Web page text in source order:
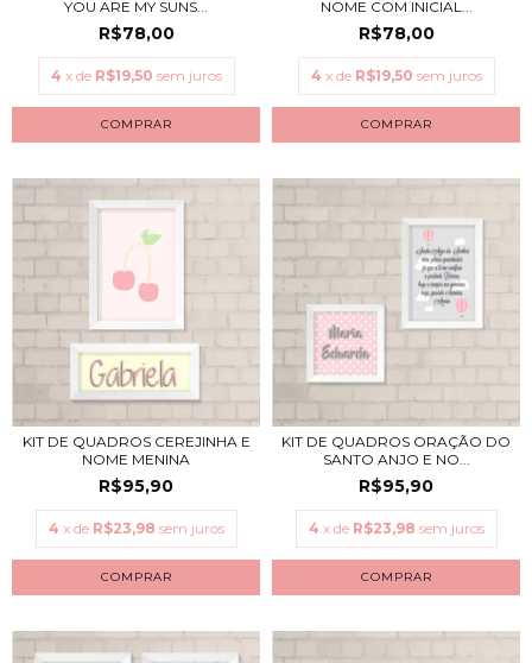
YOU ARE MY SUNS...
R$78,00
4 x de R$19,50 sem juros
COMPRAR
NOME COM INICIAL...
R$78,00
4 x de R$19,50 sem juros
COMPRAR
KIT DE QUADROS CEREJINHA E
NOME MENINA
R$95,90
4 x de R$23,98 sem juros
COMPRAR
KIT DE QUADROS ORAÇÃO DO
SANTO ANJO E NO...
R$95,90
4 x de R$23,98 sem juros
COMPRAR